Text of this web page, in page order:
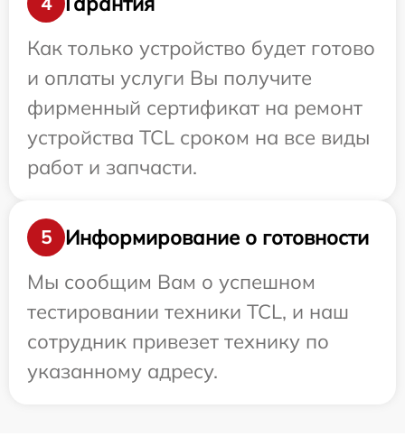
Как только устройство будет готово
и оплаты услуги Вы получите
фирменный сертификат на ремонт
устройства TCL сроком на все виды
работ и запчасти.
5
Информирование о готовности
Мы сообщим Вам о успешном
тестировании техники TCL, и наш
сотрудник привезет технику по
указанному адресу.